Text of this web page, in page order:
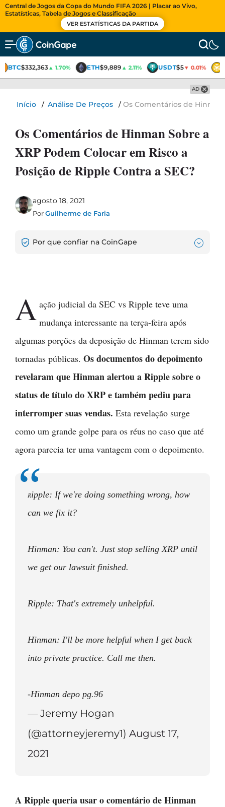
Central de Jogos da Copa do Mundo FIFA 2026 | Placar ao Vivo,
Estatísticas, Tabela de Jogos e Classificação
VER ESTATÍSTICAS DA PARTIDA
BTC$332,363▲ 1.70% ETH$9,889▲ 2.11% USDT$5▼ 0.01%
AD
Início / Análise De Preços /Os Comentários de Hinman
Os Comentários de Hinman Sobre a
XRP Podem Colocar em Risco a
Posição de Ripple Contra a SEC?
agosto 18, 2021
PorGuilherme de Faria
Por que confiar na CoinGape
A ação judicial da SEC vs Ripple teve uma
mudança interessante na terça-feira após
algumas porções da deposição de Hinman terem sido
tornadas públicas. Os documentos do depoimento
revelaram que Hinman alertou a Ripple sobre o
status de título do XRP e também pediu para
interromper suas vendas. Esta revelação surge
como um grande golpe para os réus no caso que até
agora parecia ter uma vantagem com o depoimento.
Ripple: If we're doing something wrong, how
can we fix it?
Hinman: You can't. Just stop selling XRP until
we get our lawsuit finished.
Ripple: That's extremely unhelpful.
Hinman: I'll be more helpful when I get back
into private practice. Call me then.
-Hinman depo pg.96
— Jeremy Hogan
(@attorneyjeremy1) August 17,
2021
A Ripple queria usar o comentário de Hinman